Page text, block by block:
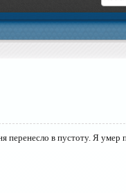
перенесло в пустоту. Я умер